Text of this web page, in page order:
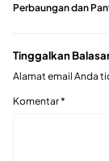
Perbaungan dan
Tinggalkan
Alamat email Anda
Komentar*